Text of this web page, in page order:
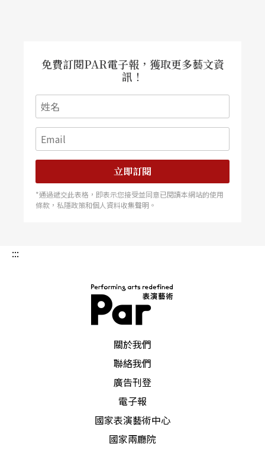
免費訂閱PAR電子報，獲取更多藝文資
訊！
立即訂閱
*通過遞交此表格，即表示您接受並同意已閱讀本網站的使用
條款，私隱政策和個人資料收集聲明。
:::
關於我們
聯絡我們
廣告刊登
電子報
國家表演藝術中心
國家兩廳院